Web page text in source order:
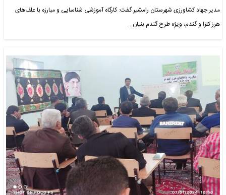
مدیر جهاد کشاورزی شهرستان رامشیر گفت: کارگاه آموزشی شناسایی و مبارزه با علف‌های
هرز کلزا و گندم، ویژه طرح گندم بنیان…